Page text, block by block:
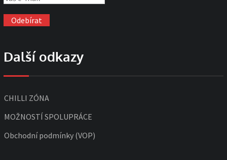
Další odkazy
CHILLI ZÓNA
MOŽNOSTÍ SPOLUPRÁCE
Obchodní podmínky (VOP)